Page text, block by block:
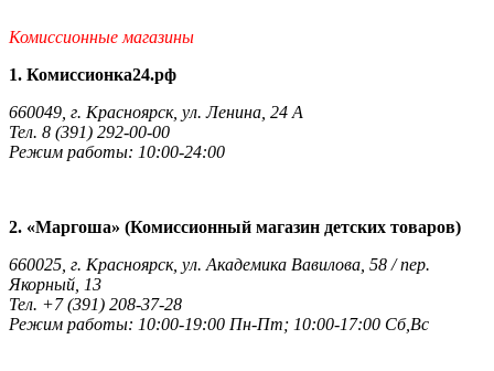
Комиссионные магазины
1. Комиссионка24.рф
660049, г. Красноярск, ул. Ленина, 24 А
Тел. 8 (391) 292-00-00
Режим работы: 10:00-24:00
2. «Маргоша» (Комиссионный магазин детских товаров)
660025, г. Красноярск, ул. Академика Вавилова, 58 / пер.
Якорный, 13
Тел. +7 (391) 208-37-28
Режим работы: 10:00-19:00 Пн-Пт; 10:00-17:00 Сб,Вс